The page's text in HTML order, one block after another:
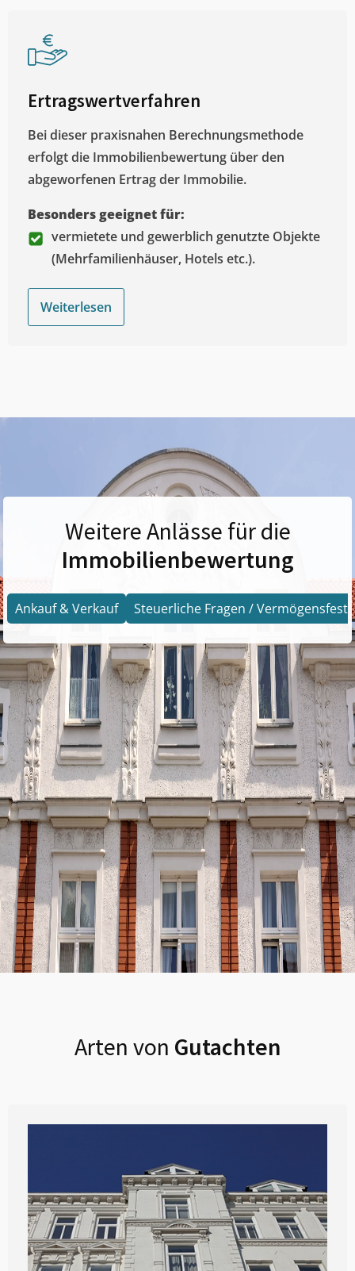
Ertragswertverfahren
Bei dieser praxisnahen Berechnungsmethode
erfolgt die Immobilienbewertung über den
abgeworfenen Ertrag der Immobilie.
Besonders geeignet für:
vermietete und gewerblich genutzte Objekte
(Mehrfamilienhäuser, Hotels etc.).
Weiterlesen
Weitere Anlässe für die
Immobilienbewertung
Ankauf & Verkauf Steuerliche Fragen /
Arten von Gutachten